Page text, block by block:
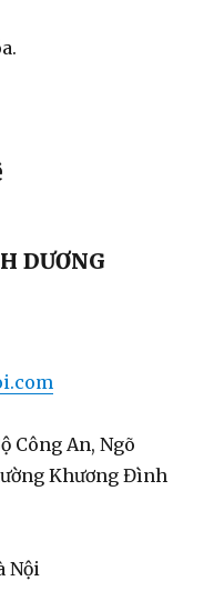
DƯƠNG
Công An, Ngõ
Khương Đình
Nội